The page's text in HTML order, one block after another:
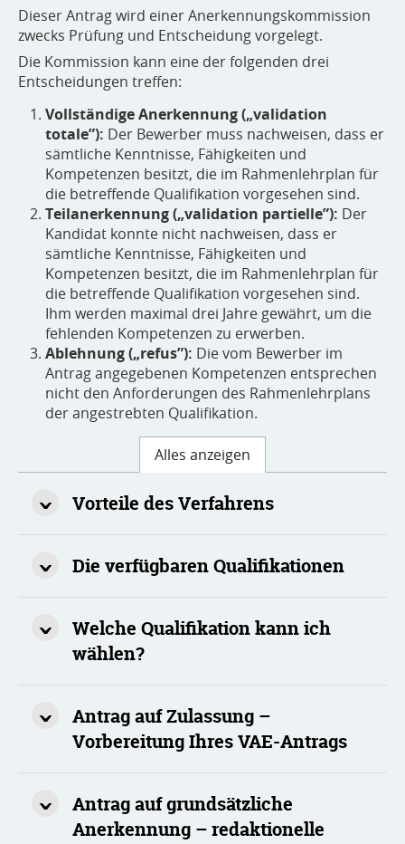
Dieser Antrag wird einer Anerkennungskommission
zwecks Prüfung und Entscheidung vorgelegt.
Die Kommission kann eine der folgenden drei
Entscheidungen treffen:
Vollständige Anerkennung („validation
totale”): Der Bewerber muss nachweisen, dass er
sämtliche Kenntnisse, Fähigkeiten und
Kompetenzen besitzt, die im Rahmenlehrplan für
die betreffende Qualifikation vorgesehen sind.
Teilanerkennung („validation partielle”): Der
Kandidat konnte nicht nachweisen, dass er
sämtliche Kenntnisse, Fähigkeiten und
Kompetenzen besitzt, die im Rahmenlehrplan für
die betreffende Qualifikation vorgesehen sind.
Ihm werden maximal drei Jahre gewährt, um die
fehlenden Kompetenzen zu erwerben.
Ablehnung („refus”): Die vom Bewerber im
Antrag angegebenen Kompetenzen entsprechen
nicht den Anforderungen des Rahmenlehrplans
der angestrebten Qualifikation.
Alles anzeigen
Vorteile des Verfahrens
Die verfügbaren Qualifikationen
Welche Qualifikation kann ich
wählen?
Antrag auf Zulassung –
Vorbereitung Ihres VAE-Antrags
Antrag auf grundsätzliche
Anerkennung – redaktionelle